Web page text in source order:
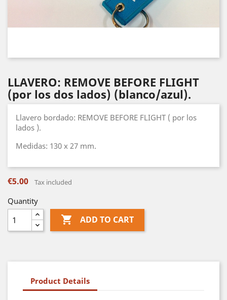
LLAVERO: REMOVE BEFORE FLIGHT
(por los dos lados) (blanco/azul).
Llavero bordado: REMOVE BEFORE FLIGHT ( por los
lados ).
Medidas: 130 x 27 mm.
€5.00 Tax included
Quantity
 ADD TO CART
Product Details